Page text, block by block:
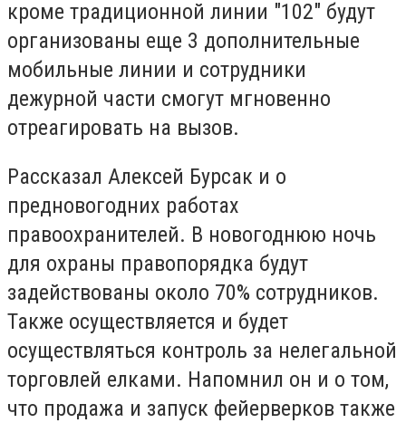
кроме традиционной линии "102" будут
организованы еще 3 дополнительные
мобильные линии и сотрудники
дежурной части смогут мгновенно
отреагировать на вызов.
Рассказал Алексей Бурсак и о
предновогодних работах
правоохранителей. В новогоднюю ночь
для охраны правопорядка будут
задействованы около 70% сотрудников.
Также осуществляется и будет
осуществляться контроль за нелегальной
торговлей елками. Напомнил он и о том,
что продажа и запуск фейерверков также